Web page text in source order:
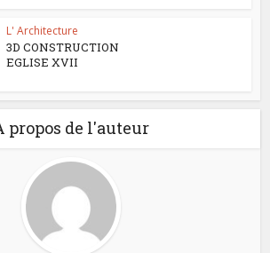
L' Architecture
3D CONSTRUCTION
EGLISE XVII
propos de l'auteur